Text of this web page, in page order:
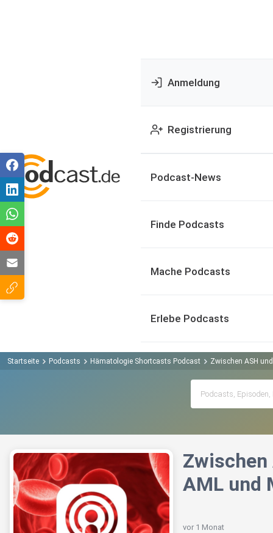
Anmeldung
Registrierung
Podcast-News
Finde Podcasts
Mache Podcasts
Erlebe Podcasts
Startseite Podcasts Hämatologie Shortcasts Podcast Zwischen ASH
Zwischen
AML und
vor 1 Monat